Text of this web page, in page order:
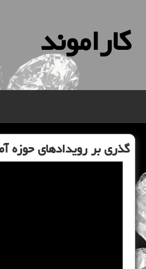
كاراموند
گذری بر رویدادهای